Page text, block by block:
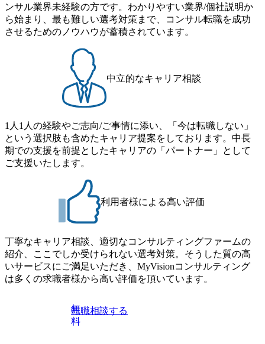
ンサル業界未経験の方です。わかりやすい業界/個社説明か
ら始まり、最も難しい選考対策まで、コンサル転職を成功
させるためのノウハウが蓄積されています。
中立的なキャリア相談
1人1人の経験やご志向/ご事情に添い、「今は転職しない」
という選択肢も含めたキャリア提案をしております。中長
期での支援を前提としたキャリアの「パートナー」として
ご支援いたします。
利用者様による高い評価
丁寧なキャリア相談、適切なコンサルティングファームの
紹介、ここでしか受けられない選考対策。そうした質の高
いサービスにご満足いただき、MyVisionコンサルティング
は多くの求職者様から高い評価を頂いています。
無
料
転職相談する